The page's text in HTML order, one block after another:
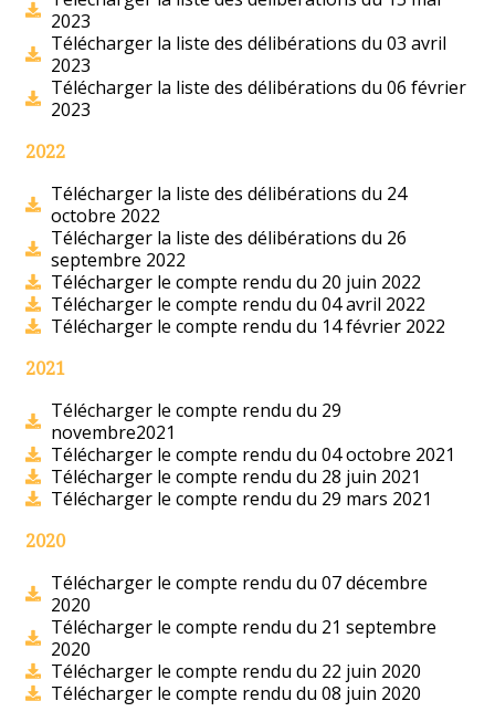
2023
Télécharger la liste des délibérations du 03 avril
2023
Télécharger la liste des délibérations du 06 février
2023
2022
Télécharger la liste des délibérations du 24
octobre 2022
Télécharger la liste des délibérations du 26
septembre 2022
Télécharger le compte rendu du 20 juin 2022
Télécharger le compte rendu du 04 avril 2022
Télécharger le compte rendu du 14 février 2022
2021
Télécharger le compte rendu du 29
novembre2021
Télécharger le compte rendu du 04 octobre 2021
Télécharger le compte rendu du 28 juin 2021
Télécharger le compte rendu du 29 mars 2021
2020
Télécharger le compte rendu du 07 décembre
2020
Télécharger le compte rendu du 21 septembre
2020
Télécharger le compte rendu du 22 juin 2020
Télécharger le compte rendu du 08 juin 2020